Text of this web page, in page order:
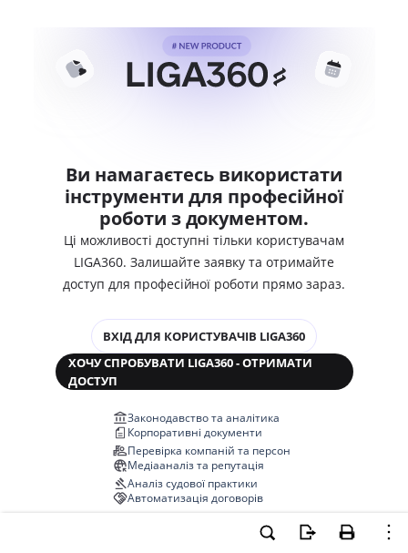
Ви намагаєтесь використати
інструменти для професійної
роботи з документом.
Ці можливості доступні тільки користувачам
LIGA360. Залишайте заявку та отримайте
доступ для професійної роботи прямо зараз.
ВХІД ДЛЯ КОРИСТУВАЧІВ LIGA360
ХОЧУ СПРОБУВАТИ LIGA360 - ОТРИМАТИ
ДОСТУП
Законодавство та аналітика
Корпоративні документи
Перевірка компаній та персон
Медіааналіз та репутація
Аналіз судової практики
Автоматизація договорів
НОВА LIGA360 ЗМІНЮЄ ВСЕ!